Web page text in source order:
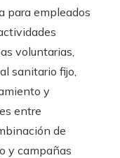
para empleados
voluntarias,
sanitario fijo,
y
entre
de
y campañas